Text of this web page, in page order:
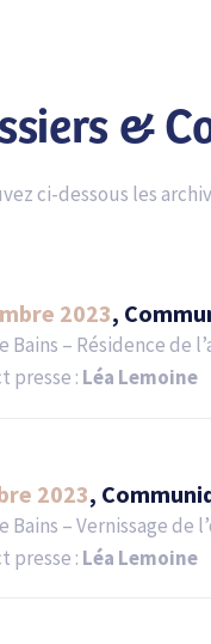
&
ci-dessous les
2023,
Bains – Résidence de
presse : Léa Lemoine
2023,
Bains – Vernissage de
presse : Léa Lemoine